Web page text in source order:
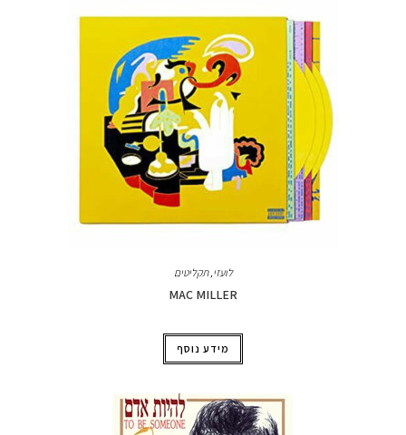
לועזי ,תקליטים
MAC MILLER
מידע נוסף